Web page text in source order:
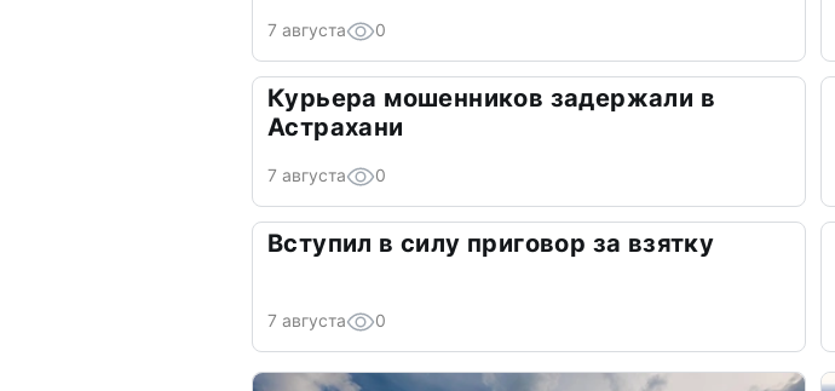
7 августа 0
Курьера мошенников задержали в
Астрахани
7 августа 0
Вступил в силу приговор за взятку
7 августа 0